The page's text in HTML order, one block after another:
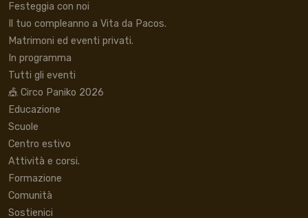
Festeggia con noi
Il tuo compleanno a Vita da Pacos.
Matrimoni ed eventi privati.
In programma
Tutti gli eventi
🎪 Circo Paniko 2026
Educazione
Scuole
Centro estivo
Attività e corsi.
Formazione
Comunità
Sostienici